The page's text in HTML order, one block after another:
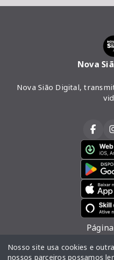
Nova
Nova Sião Digital,
Nosso site usa cookies e
nossos parceiros possamos